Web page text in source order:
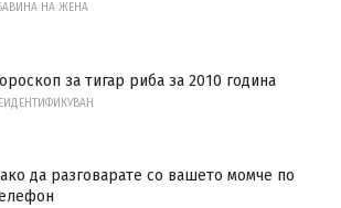
НА ЖЕНА
за тигар риба за 2010 година
да разговарате со вашето момче по